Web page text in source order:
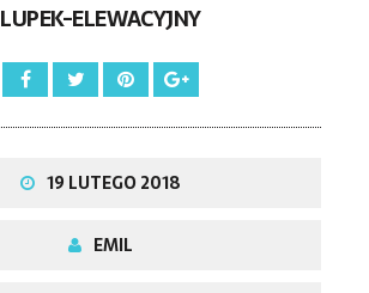
LUPEK-ELEWACYJNY
19 LUTEGO 2018
EMIL